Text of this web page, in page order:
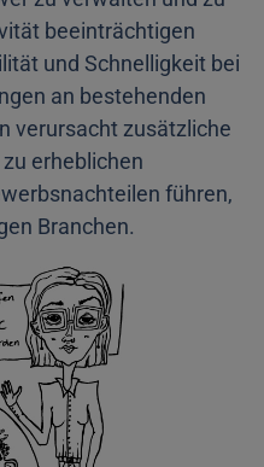
beeinträchtigen
und Schnelligkeit bei
an bestehenden
verursacht zusätzliche
erheblichen
führen,
Branchen.